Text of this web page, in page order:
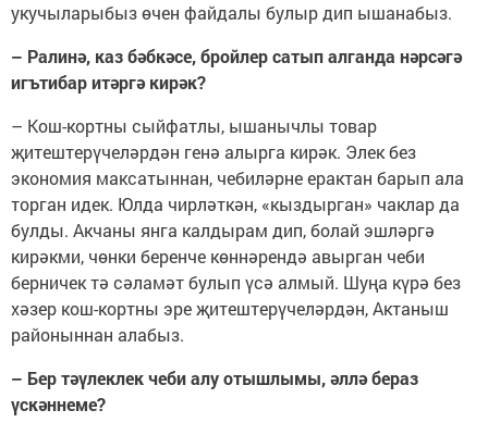
укучыларыбыз өчен файдалы булыр дип ышанабыз.
– Ралинә, каз бәбкәсе, бройлер сатып алганда нәрсәгә
игътибар итәргә кирәк?
– Кош-кортны сыйфатлы, ышанычлы товар
җитештерүчеләрдән генә алырга кирәк. Элек без
экономия максатыннан, чебиләрне ерактан барып ала
торган идек. Юлда чирләткән, «кыздырган» чаклар да
булды. Акчаны янга калдырам дип, болай эшләргә
кирәкми, чөнки беренче көннәрендә авырган чеби
берничек тә сәламәт булып үсә алмый. Шуңа күрә без
хәзер кош-кортны эре җитештерүчеләрдән, Актаныш
районыннан алабыз.
– Бер тәүлеклек чеби алу отышлымы, әллә бераз
үскәннеме?